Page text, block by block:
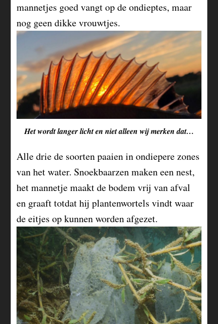
mannetjes goed vangt op de ondieptes, maar
nog geen dikke vrouwtjes.
Het wordt langer licht en niet alleen wij merken dat…
Alle drie de soorten paaien in ondiepere zones
van het water. Snoekbaarzen maken een nest,
het mannetje maakt de bodem vrij van afval
en graaft totdat hij plantenwortels vindt waar
de eitjes op kunnen worden afgezet.